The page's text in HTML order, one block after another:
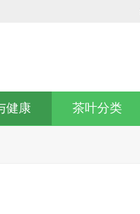
健康 茶叶分类